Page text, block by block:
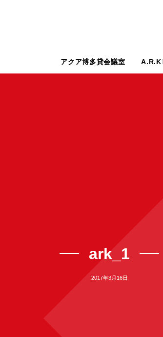
アクア博多貸会議室 A.R.K
ark_1
2017年3月16日